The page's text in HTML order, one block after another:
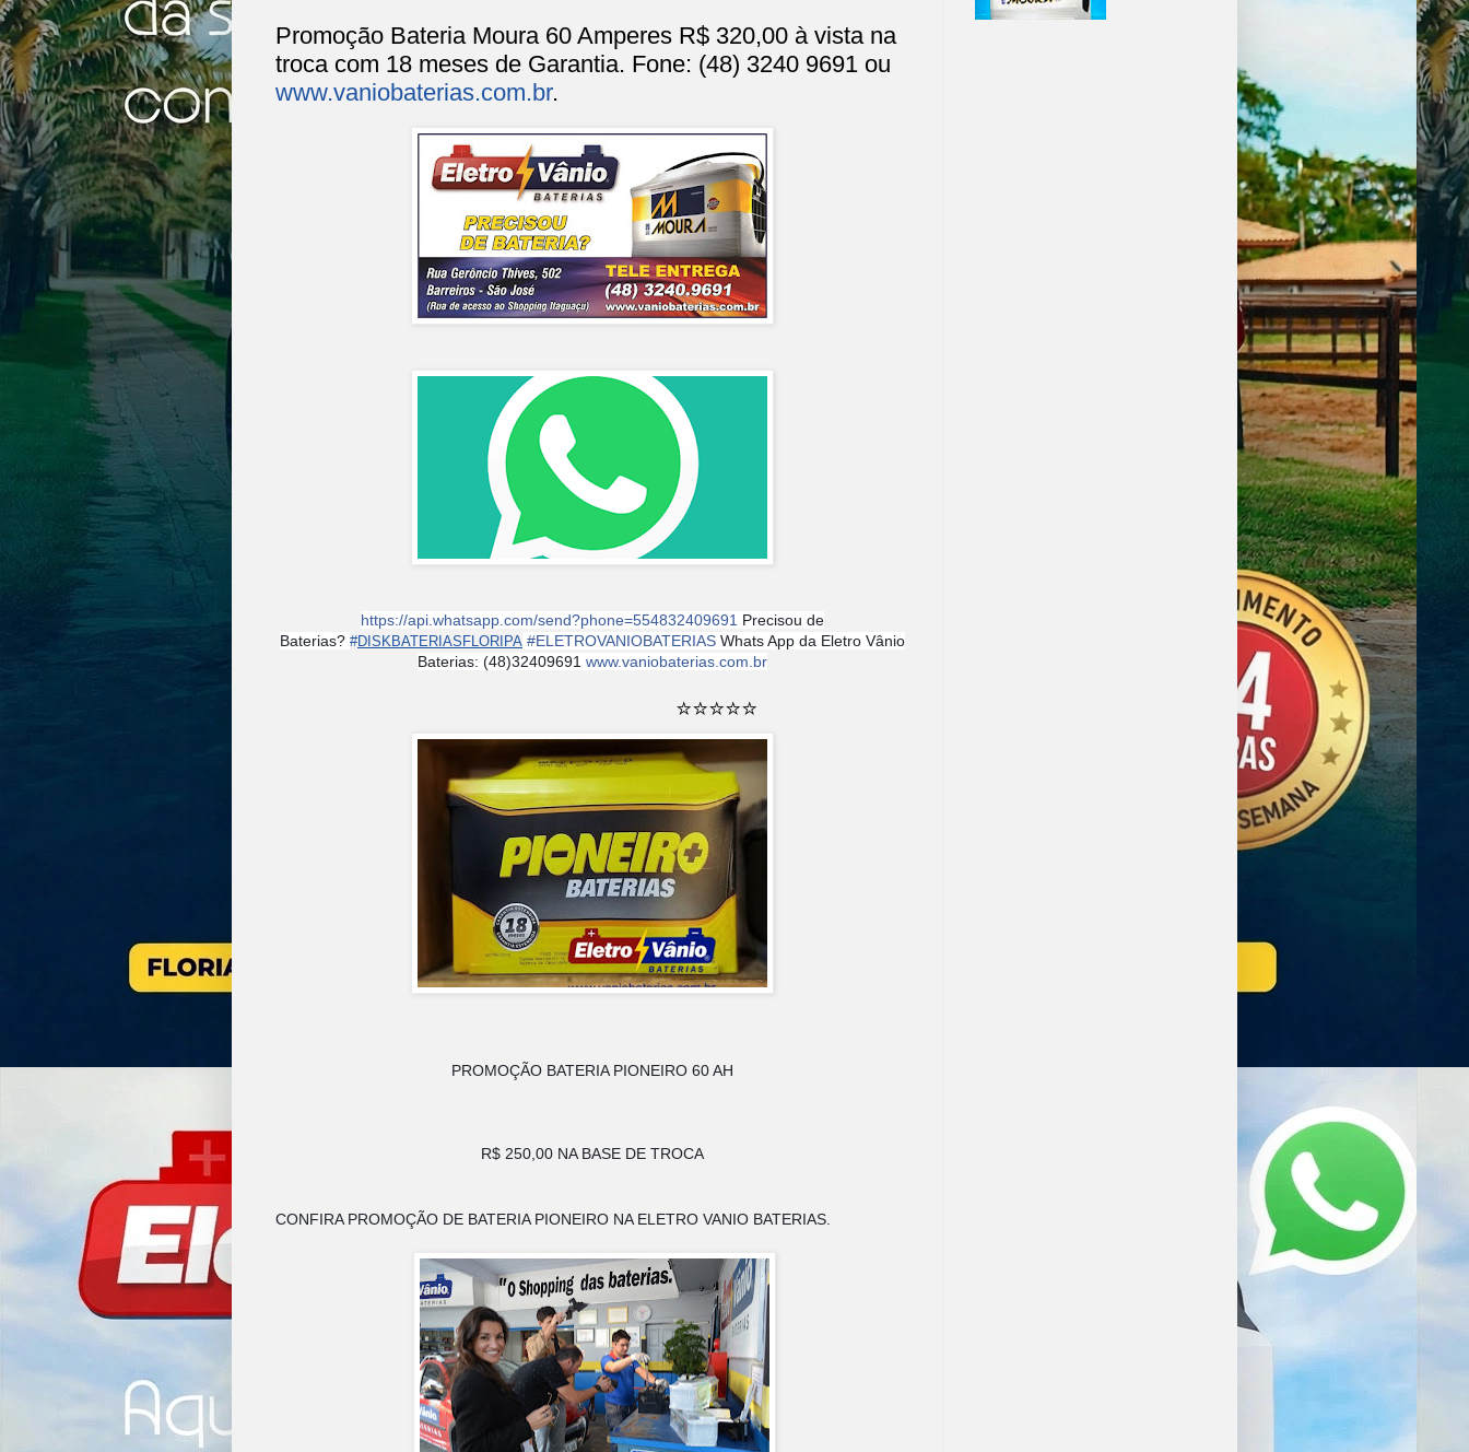
Promoção Bateria Moura 60 Amperes R$ 320,00 à vista na
troca com 18 meses de Garantia. Fone: (48) 3240 9691 ou
www.vaniobaterias.com.br.
https://api.whatsapp.com/send?phone=554832409691 Precisou de
Baterias? #DISKBATERIASFLORIPA #ELETROVANIOBATERIAS Whats App da Eletro Vânio
Baterias: (48)32409691 www.vaniobaterias.com.br
⭐️⭐️⭐️⭐️⭐️
PROMOÇÃO BATERIA PIONEIRO 60 AH
R$ 250,00 NA BASE DE TROCA
CONFIRA PROMOÇÃO DE BATERIA PIONEIRO NA ELETRO VANIO BATERIAS.